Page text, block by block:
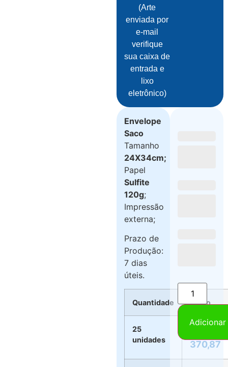
(Arte
enviada por
e-mail
verifique
sua caixa de
entrada e
lixo
eletrônico)
Envelope
Saco
Tamanho
24X34cm;
Papel
Sulfite
120g;
Impressão
externa;
Prazo de
Produção:
7 dias
úteis.
Quantidade Preço
25
unidades
370,87